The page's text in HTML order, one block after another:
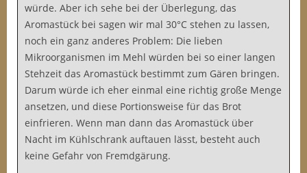
würde. Aber ich sehe bei der Überlegung, das
Aromastück bei sagen wir mal 30°C stehen zu lassen,
noch ein ganz anderes Problem: Die lieben
Mikroorganismen im Mehl würden bei so einer langen
Stehzeit das Aromastück bestimmt zum Gären bringen.
Darum würde ich eher einmal eine richtig große Menge
ansetzen, und diese Portionsweise für das Brot
einfrieren. Wenn man dann das Aromastück über
Nacht im Kühlschrank auftauen lässt, besteht auch
keine Gefahr von Fremdgärung.